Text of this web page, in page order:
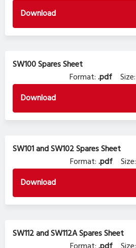
Download
SW100 Spares Sheet
Format:.pdf Size:
Download
SW101 and SW102 Spares Sheet
Format:.pdf Size:
Download
SW112 and SW112A Spares Sheet